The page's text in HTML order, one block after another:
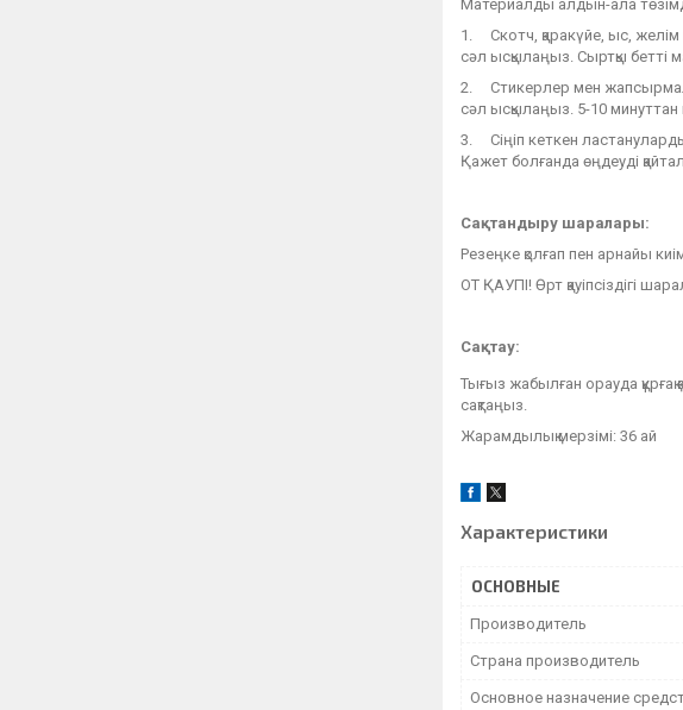
Материалды алдын-ала
1. Скотч, қаракүйе, ыс, желім
сәл ысқылаңыз. Сыртқы бетті
2. Стикерлер мен
сәл ысқылаңыз. 5-10 минуттан
3. Сіңіп кеткен
Қажет болғанда өңдеуді
Сақтандыру шаралары:
Резеңке қолғап пен арнайы
ОТ ҚАУПІ! Өрт қауіпсіздігі
Сақтау:
Тығыз жабылған орауда
сақтаңыз.
Жарамдылық мерзімі: 36 ай
Характеристики
ОСНОВНЫЕ
Производитель
Страна производитель
Основное назначение